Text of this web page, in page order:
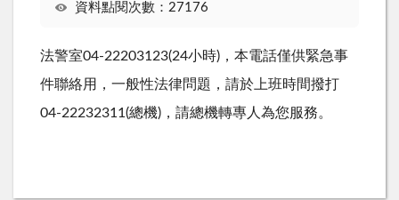
資料點閱次數：27176
法警室04-22203123(24小時)，本電話僅供緊急事
件聯絡用，一般性法律問題，請於上班時間撥打
04-22232311(總機)，請總機轉專人為您服務。